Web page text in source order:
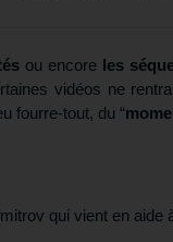
ou encoreles
vidéos ne
fourre-tout, du “
qui vient en aide